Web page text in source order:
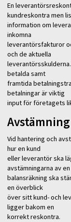
En
kundreskontra men
information om
inkomna
leverantörsfakturor
och de aktuella
betalda samt
framtida
betalningar är viktig
input för företagets
Vid hantering och
hur en kund
eller leverantör ska
avstämningarna av en
balansräkning ska
en överblick
över sitt kund- och
ligger bakom en
korrekt reskontra.